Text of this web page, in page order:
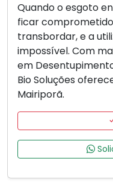
Quando o esgoto
ficar
transbordar, e a
impossível. Com
em
Bio Soluções
Mairiporã.